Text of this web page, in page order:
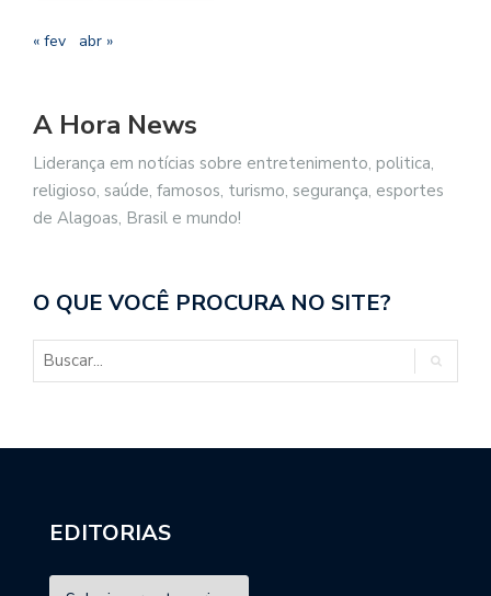
« fev abr »
A Hora News
Liderança em notícias sobre entretenimento, politica,
religioso, saúde, famosos, turismo, segurança, esportes
de Alagoas, Brasil e mundo!
O QUE VOCÊ PROCURA NO SITE?
EDITORIAS